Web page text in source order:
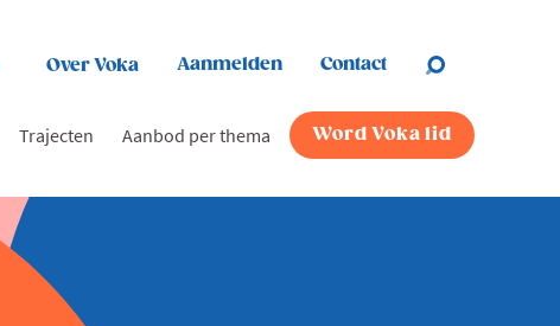
Over Voka Aanmelden Contact
Trajecten Aanbod per thema Word Voka lid